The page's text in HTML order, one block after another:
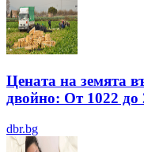
Цената на земята
двойно: От 1022 до
dbr.bg